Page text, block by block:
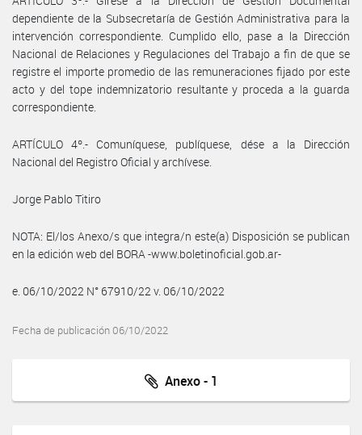
dependiente de la Subsecretaría de Gestión Administrativa para la
intervención correspondiente. Cumplido ello, pase a la Dirección
Nacional de Relaciones y Regulaciones del Trabajo a fin de que se
registre el importe promedio de las remuneraciones fijado por este
acto y del tope indemnizatorio resultante y proceda a la guarda
correspondiente.
ARTÍCULO 4º.- Comuníquese, publíquese, dése a la Dirección
Nacional del Registro Oficial y archívese.
Jorge Pablo Titiro
NOTA: El/los Anexo/s que integra/n este(a) Disposición se publican
en la edición web del BORA -www.boletinoficial.gob.ar-
e. 06/10/2022 N° 67910/22 v. 06/10/2022
Fecha de publicación 06/10/2022
Anexo - 1